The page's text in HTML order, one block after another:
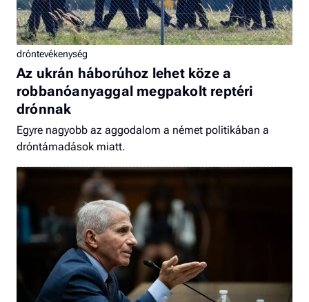
dróntevékenység
Az ukrán háborúhoz lehet köze a
robbanóanyaggal megpakolt reptéri
drónnak
Egyre nagyobb az aggodalom a német politikában a
dróntámadások miatt.